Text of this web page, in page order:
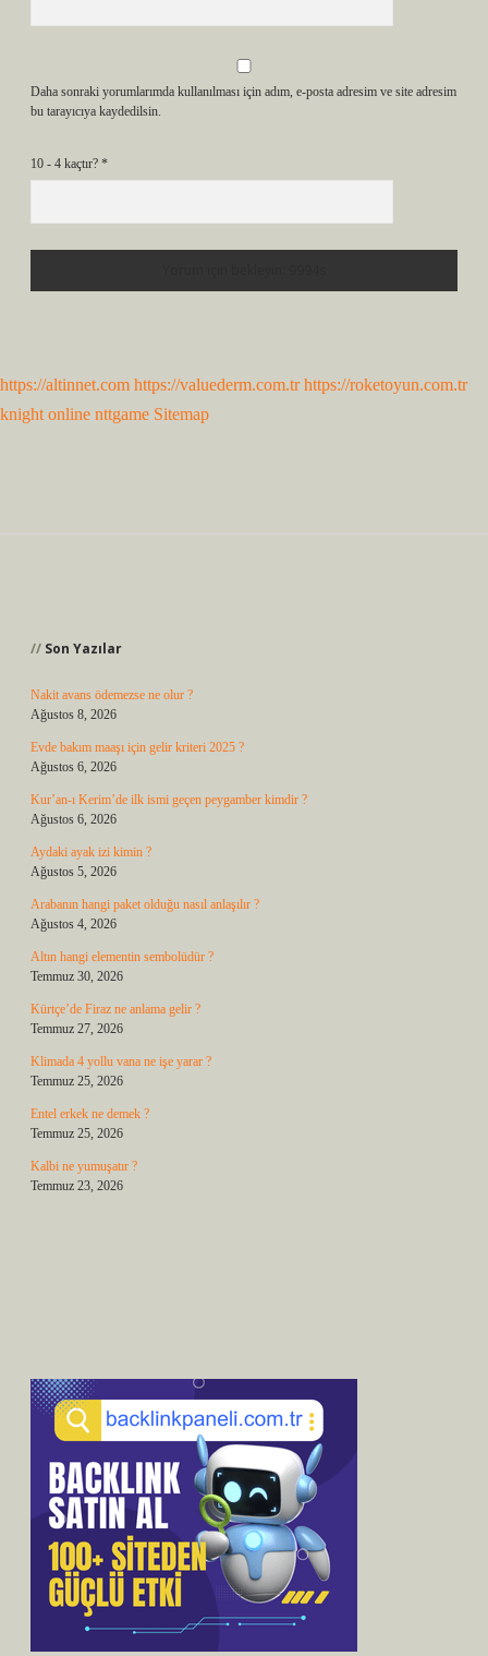
Daha sonraki yorumlarımda kullanılması için adım, e-posta adresim ve site adresim
bu tarayıcıya kaydedilsin.
10 - 4 kaçtır? *
https://altinnet.com https://valuederm.com.tr https://roketoyun.com.tr
knight online nttgame Sitemap
Son Yazılar
Nakit avans ödemezse ne olur ?
Ağustos 8, 2026
Evde bakım maaşı için gelir kriteri 2025 ?
Ağustos 6, 2026
Kur’an-ı Kerim’de ilk ismi geçen peygamber kimdir ?
Ağustos 6, 2026
Aydaki ayak izi kimin ?
Ağustos 5, 2026
Arabanın hangi paket olduğu nasıl anlaşılır ?
Ağustos 4, 2026
Altın hangi elementin sembolüdür ?
Temmuz 30, 2026
Kürtçe’de Firaz ne anlama gelir ?
Temmuz 27, 2026
Klimada 4 yollu vana ne işe yarar ?
Temmuz 25, 2026
Entel erkek ne demek ?
Temmuz 25, 2026
Kalbi ne yumuşatır ?
Temmuz 23, 2026